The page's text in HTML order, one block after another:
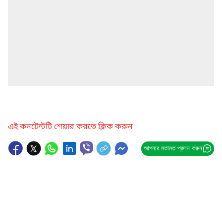
এই কনটেন্টটি শেয়ার করতে ক্লিক করুন
আপনার মতামত প্রদান করুন